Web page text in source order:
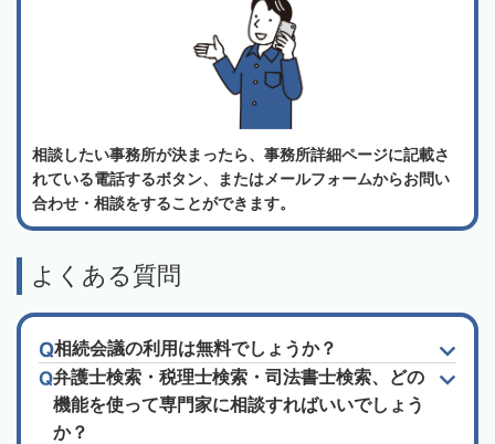
相談したい事務所が決まったら、事務所詳細ページに記載さ
れている電話するボタン、またはメールフォームからお問い
合わせ・相談をすることができます。
よくある質問
相続会議の利用は無料でしょうか？
弁護士検索・税理士検索・司法書士検索、どの
機能を使って専門家に相談すればいいでしょう
か？